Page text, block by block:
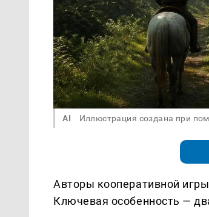
AI Иллюстрация создана при
Авторы кооперативной
Ключевая особенность —